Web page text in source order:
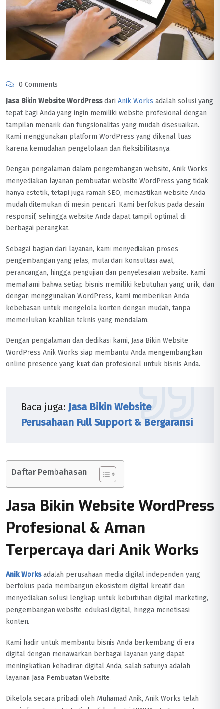
0 Comments
Jasa Bikin Website WordPressdari Anik Works adalah solusi yang
tepat bagi Anda yang ingin memiliki website profesional dengan
tampilan menarik dan fungsionalitas yang mudah disesuaikan.
Kami menggunakan platform WordPress yang dikenal luas
karena kemudahan pengelolaan dan fleksibilitasnya.
Dengan pengalaman dalam pengembangan website, Anik Works
menyediakan layanan pembuatan website WordPress yang tidak
hanya estetik, tetapi juga ramah SEO, memastikan website Anda
mudah ditemukan di mesin pencari. Kami berfokus pada desain
responsif, sehingga website Anda dapat tampil optimal di
berbagai perangkat.
Sebagai bagian dari layanan, kami menyediakan proses
pengembangan yang jelas, mulai dari konsultasi awal,
perancangan, hingga pengujian dan penyelesaian website. Kami
memahami bahwa setiap bisnis memiliki kebutuhan yang unik, dan
dengan menggunakan WordPress, kami memberikan Anda
kebebasan untuk mengelola konten dengan mudah, tanpa
memerlukan keahlian teknis yang mendalam.
Dengan pengalaman dan dedikasi kami, Jasa Bikin Website
WordPress Anik Works siap membantu Anda mengembangkan
online presence yang kuat dan profesional untuk bisnis Anda.
Baca juga: Jasa Bikin Website
Perusahaan Full Support & Bergaransi
Daftar Pembahasan
Jasa Bikin Website WordPress
Profesional & Aman
Terpercaya dari Anik Works
Anik Worksadalah perusahaan media digital independen yang
berfokus pada membangun ekosistem digital kreatif dan
menyediakan solusi lengkap untuk kebutuhan digital marketing,
pengembangan website, edukasi digital, hingga monetisasi
konten.
Kami hadir untuk membantu bisnis Anda berkembang di era
digital dengan menawarkan berbagai layanan yang dapat
meningkatkan kehadiran digital Anda, salah satunya adalah
layanan Jasa Pembuatan Website.
Dikelola secara pribadi oleh Muhamad Anik, Anik Works telah